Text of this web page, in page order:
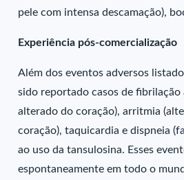
pele com intensa descamação),
Experiência pós-comercialização
Além dos eventos adversos
sido reportado casos de
alterado do coração), arritmia
coração), taquicardia e dispneia
ao uso da tansulosina. Esses
espontaneamente em todo o